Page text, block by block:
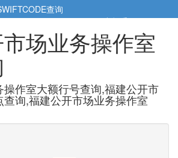
查询
5cm小帮手5cm.cn
场业务操作室
作室大额行号查询,福建公开市
询,福建公开市场业务操作室